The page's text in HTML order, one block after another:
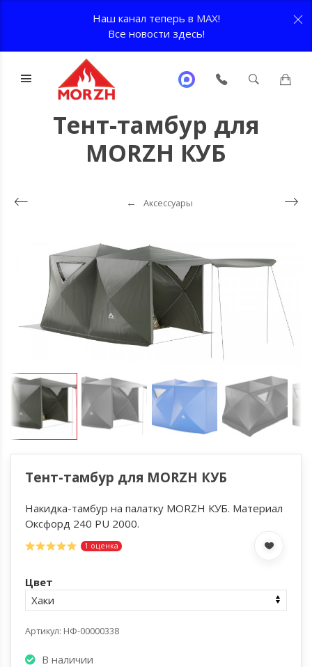
Наш канал теперь в MAX!
Все новости здесь!
Тент-тамбур для
MORZH КУБ
Аксессуары
Тент-тамбур для MORZH КУБ
Накидка-тамбур на палатку MORZH КУБ. Материал
Оксфорд 240 PU 2000.
1 оценка
Цвет
Артикул: НФ-00000338
В наличии